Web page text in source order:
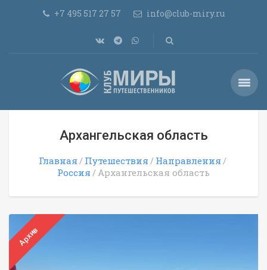
+7 495 517 27 57 info@club-miry.ru
Архангельская область
Главная Путешествия
Направления
Россия
Архангельская область
Архив